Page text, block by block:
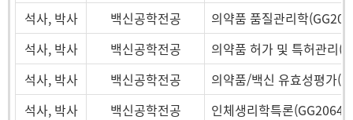
석사, 박사
백신공학전공
의약품 품질관리학
석사, 박사
백신공학전공
의약품 허가 및 특허관리
석사, 박사
백신공학전공
의약품/백신 유효성평가
석사, 박사
백신공학전공
인체생리학특론(GG2064)